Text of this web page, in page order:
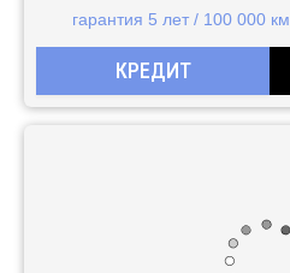
гарантия 5 лет / 100 000 км
КРЕДИТ